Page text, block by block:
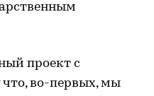
проект с
что, во-первых, мы